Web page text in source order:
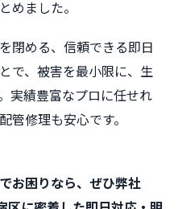
めました。
閉める、信頼できる即日
で、被害を最小限に、生
実績豊富なプロに任せれ
管修理も安心です。
お困りなら、ぜひ弊社